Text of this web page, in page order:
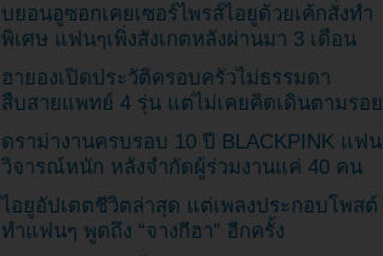
บยอนอูซอกเคยเซอร์ไพรส์ไอยูด้วยเค้กสั่งทำ
พิเศษ แฟนๆเพิ่งสังเกตหลังผ่านมา 3 เดือน
ฮายองเปิดประวัติครอบครัวไม่ธรรมดา
สืบสายแพทย์ 4 รุ่น แต่ไม่เคยคิดเดินตามรอย
ดราม่างานครบรอบ 10 ปี BLACKPINK แฟน
วิจารณ์หนัก หลังจำกัดผู้ร่วมงานแค่ 40 คน
ไอยูอัปเดตชีวิตล่าสุด แต่เพลงประกอบโพสต์
ทำแฟนๆ พูดถึง “จางกีฮา” อีกครั้ง